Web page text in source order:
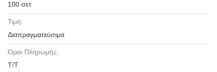
100 σετ
Τιμή:
Διαπραγματεύσιμα
Όροι Πληρωμής:
Τ/Τ